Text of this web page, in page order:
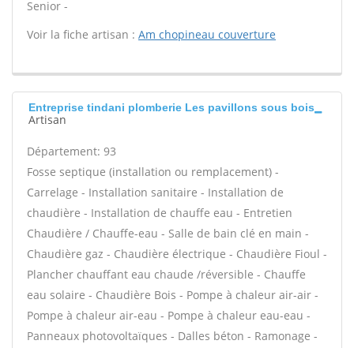
Senior -
Voir la fiche artisan : Am chopineau couverture
Entreprise tindani plomberie Les pavillons sous bois
Artisan
Département: 93
Fosse septique (installation ou remplacement) -
Carrelage - Installation sanitaire - Installation de
chaudière - Installation de chauffe eau - Entretien
Chaudière / Chauffe-eau - Salle de bain clé en main -
Chaudière gaz - Chaudière électrique - Chaudière Fioul -
Plancher chauffant eau chaude /réversible - Chauffe
eau solaire - Chaudière Bois - Pompe à chaleur air-air -
Pompe à chaleur air-eau - Pompe à chaleur eau-eau -
Panneaux photovoltaïques - Dalles béton - Ramonage -